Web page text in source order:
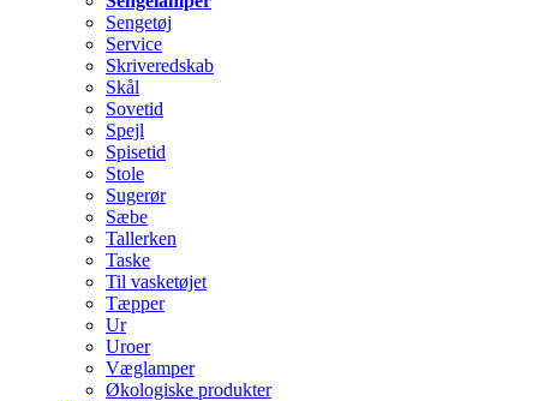
Sengetøj
Service
Skriveredskab
Skål
Sovetid
Spejl
Spisetid
Stole
Sugerør
Sæbe
Tallerken
Taske
Til vasketøjet
Tæpper
Ur
Uroer
Væglamper
Økologiske produkter